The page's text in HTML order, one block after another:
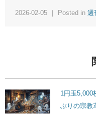
2026-02-05 ｜ Posted in 週
1円玉5,000
ぶりの宗教